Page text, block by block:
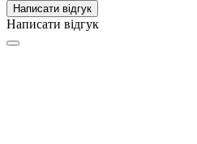
Написати відгук
Написати відгук